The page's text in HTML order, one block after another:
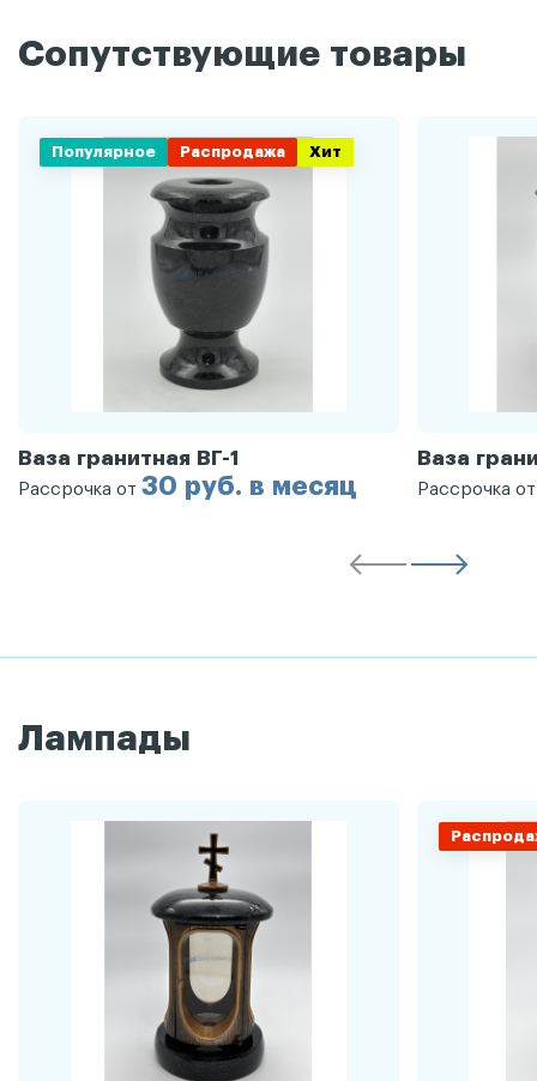
Сопутствующие товары
Популярное Распродажа Хит
Ваза гранитная ВГ-1
Рассрочка от 30 руб. в месяц
Ваза
Рассрочка
Лампады